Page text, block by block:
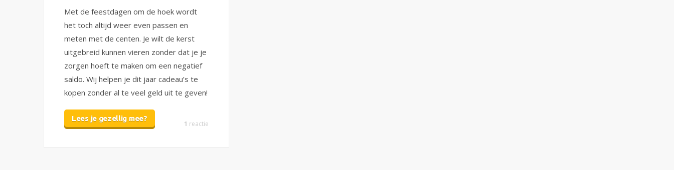
Met de feestdagen om de hoek wordt
het toch altijd weer even passen en
meten met de centen. Je wilt de kerst
uitgebreid kunnen vieren zonder dat je je
zorgen hoeft te maken om een negatief
saldo. Wij helpen je dit jaar cadeau’s te
kopen zonder al te veel geld uit te geven!
Lees je gezellig mee?
1 reactie